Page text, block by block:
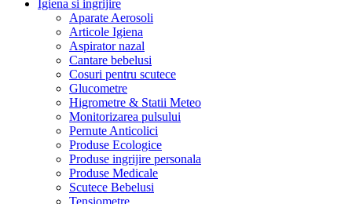
Igiena si ingrijire
Aparate Aerosoli
Articole Igiena
Aspirator nazal
Cantare bebelusi
Cosuri pentru scutece
Glucometre
Higrometre & Statii Meteo
Monitorizarea pulsului
Pernute Anticolici
Produse Ecologice
Produse ingrijire personala
Produse Medicale
Scutece Bebelusi